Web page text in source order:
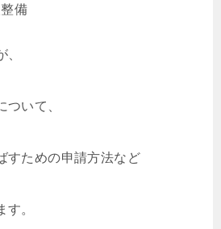
備
いて、
すための申請方法など
。